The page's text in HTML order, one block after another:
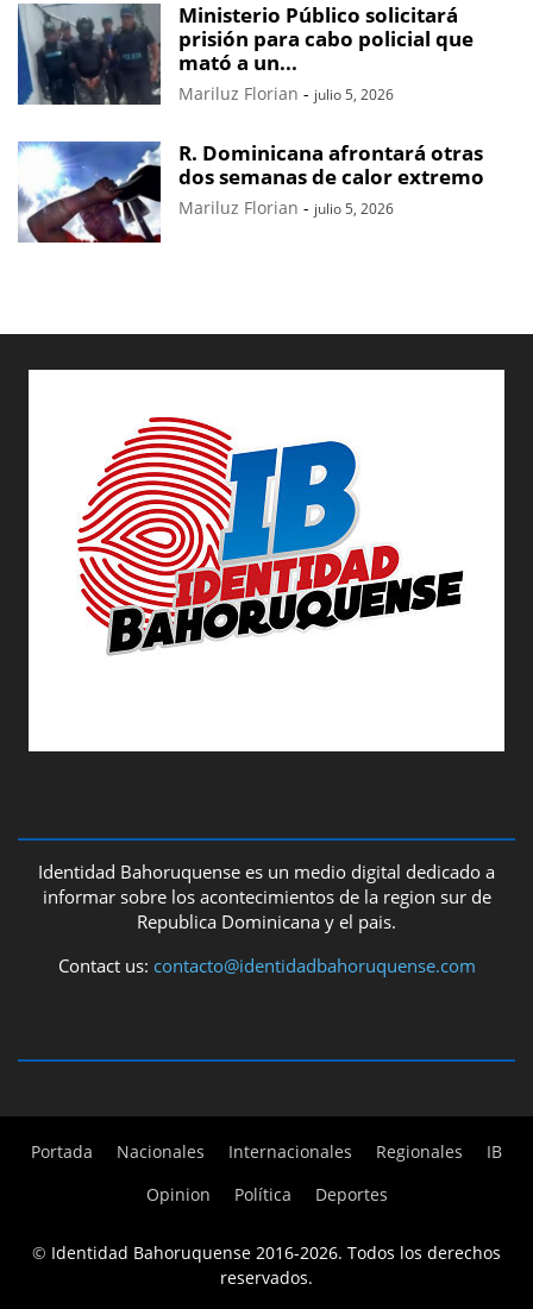
Ministerio Público solicitará
prisión para cabo policial que
mató a un...
Mariluz Florian - julio 5, 2026
R. Dominicana afrontará otras
dos semanas de calor extremo
Mariluz Florian - julio 5, 2026
Identidad Bahoruquense es un medio digital dedicado a
informar sobre los acontecimientos de la region sur de
Republica Dominicana y el pais.
Contact us: contacto@identidadbahoruquense.com
Portada Nacionales Internacionales Regionales
IB
Opinion
Política Deportes
© Identidad Bahoruquense 2016-2026. Todos los derechos
reservados.